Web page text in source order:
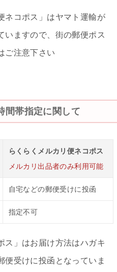
ネコポス」はヤマト運輸が
いますので、街の郵便ポス
ご注意下さい
間帯指定に関して
らくらくメルカリ便ネコポス
メルカリ出品者のみ利用可能
自宅などの郵便受けに投函
指定不可
ス」はお届け方法はハガキ
便受けに投函となっていま